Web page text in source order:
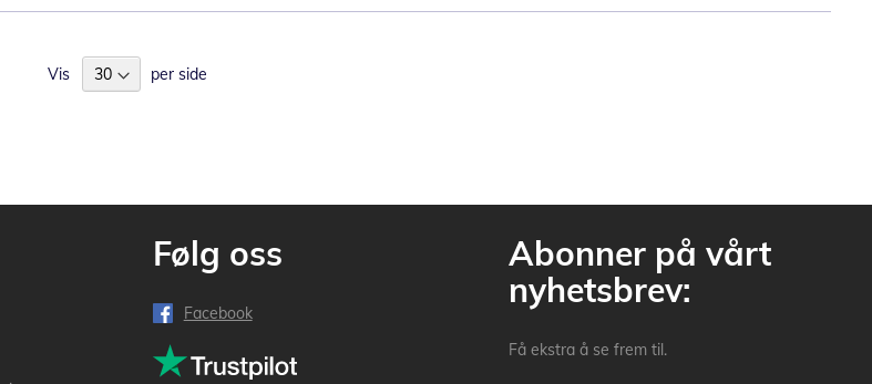
Vis per side
Følg oss
Facebook
Abonner på vårt
nyhetsbrev:
Få ekstra å se frem til.